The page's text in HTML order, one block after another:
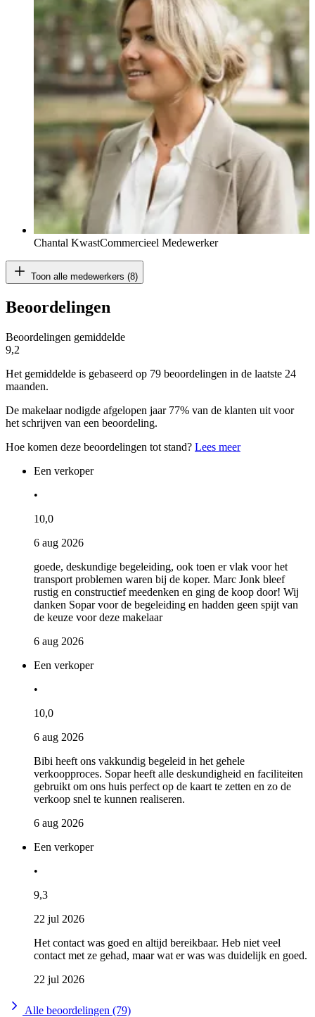
Chantal KwastCommercieel Medewerker
Toon alle medewerkers (8)
Beoordelingen
Beoordelingen gemiddelde
9,2
Het gemiddelde is gebaseerd op 79 beoordelingen in de laatste 24
maanden.
De makelaar nodigde afgelopen jaar 77% van de klanten uit voor
het schrijven van een beoordeling.
Hoe komen deze beoordelingen tot stand? Lees meer
Een verkoper
•
10,0
6 aug 2026
goede, deskundige begeleiding, ook toen er vlak voor het
transport problemen waren bij de koper. Marc Jonk bleef
rustig en constructief meedenken en ging de koop door! Wij
danken Sopar voor de begeleiding en hadden geen spijt van
de keuze voor deze makelaar
6 aug 2026
Een verkoper
•
10,0
6 aug 2026
Bibi heeft ons vakkundig begeleid in het gehele
verkoopproces. Sopar heeft alle deskundigheid en faciliteiten
gebruikt om ons huis perfect op de kaart te zetten en zo de
verkoop snel te kunnen realiseren.
6 aug 2026
Een verkoper
•
9,3
22 jul 2026
Het contact was goed en altijd bereikbaar. Heb niet veel
contact met ze gehad, maar wat er was was duidelijk en goed.
22 jul 2026
Alle beoordelingen (79)